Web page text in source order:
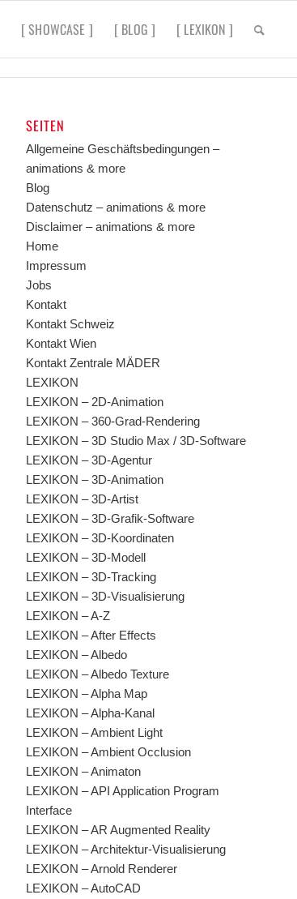
[ SHOWCASE ] [ BLOG ] [ LEXIKON ]
SEITEN
Allgemeine Geschäftsbedingungen –
animations & more
Blog
Datenschutz – animations & more
Disclaimer – animations & more
Home
Impressum
Jobs
Kontakt
Kontakt Schweiz
Kontakt Wien
Kontakt Zentrale MÄDER
LEXIKON
LEXIKON – 2D-Animation
LEXIKON – 360-Grad-Rendering
LEXIKON – 3D Studio Max / 3D-Software
LEXIKON – 3D-Agentur
LEXIKON – 3D-Animation
LEXIKON – 3D-Artist
LEXIKON – 3D-Grafik-Software
LEXIKON – 3D-Koordinaten
LEXIKON – 3D-Modell
LEXIKON – 3D-Tracking
LEXIKON – 3D-Visualisierung
LEXIKON – A-Z
LEXIKON – After Effects
LEXIKON – Albedo
LEXIKON – Albedo Texture
LEXIKON – Alpha Map
LEXIKON – Alpha-Kanal
LEXIKON – Ambient Light
LEXIKON – Ambient Occlusion
LEXIKON – Animaton
LEXIKON – API Application Program
Interface
LEXIKON – AR Augmented Reality
LEXIKON – Architektur-Visualisierung
LEXIKON – Arnold Renderer
LEXIKON – AutoCAD